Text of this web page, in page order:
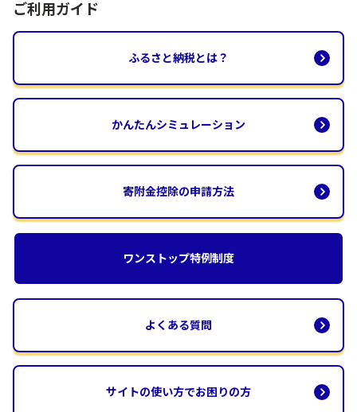
ご利用ガイド
ふるさと納税とは？
かんたんシミュレーション
寄附金控除の申請方法
ワンストップ特例制度
よくある質問
サイトの使い方でお困りの方